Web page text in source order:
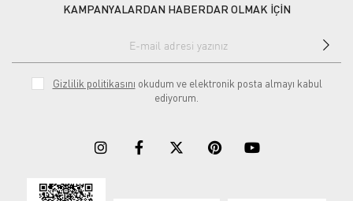
KAMPANYALARDAN HABERDAR OLMAK İÇİN
Gizlilik politikasını okudum ve elektronik posta almayı kabul
ediyorum.